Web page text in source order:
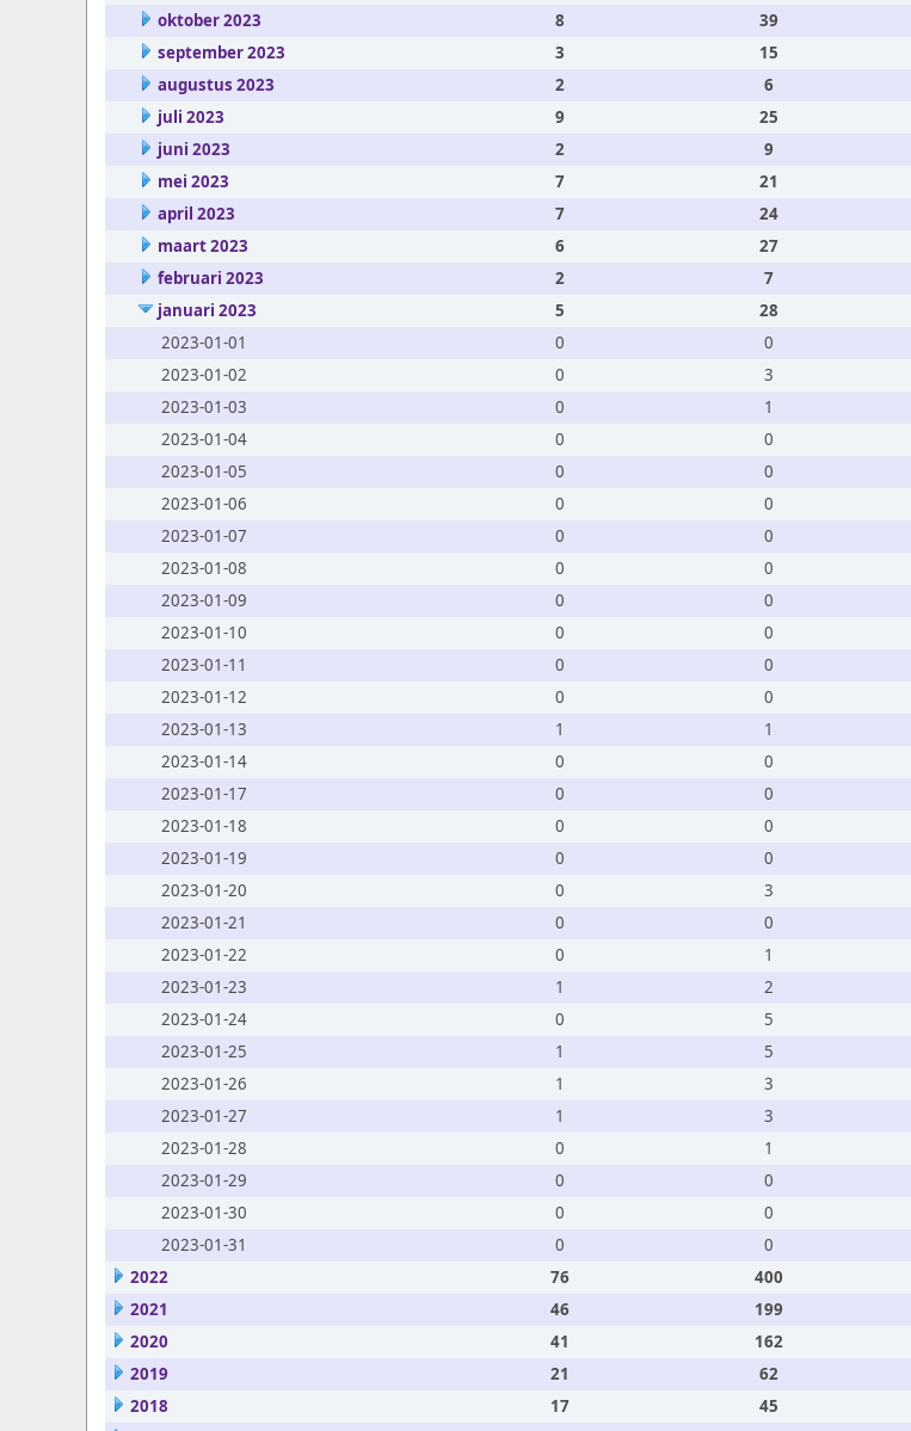
oktober 2023
8 39
september 2023
3 15
augustus 2023
2 6
juli 2023
9 25
juni 2023
2 9
mei 2023
7 21
april 2023
7 24
maart 2023
6 27
februari 2023
2 7
januari 2023
5 28
2023-01-01
0 0
2023-01-02
0 3
2023-01-03
0 1
2023-01-04
0 0
2023-01-05
0 0
2023-01-06
0 0
2023-01-07
0 0
2023-01-08
0 0
2023-01-09
0 0
2023-01-10
0 0
2023-01-11
0 0
2023-01-12
0 0
2023-01-13
1 1
2023-01-14
0 0
2023-01-17
0 0
2023-01-18
0 0
2023-01-19
0 0
2023-01-20
0 3
2023-01-21
0 0
2023-01-22
0 1
2023-01-23
1 2
2023-01-24
0 5
2023-01-25
1 5
2023-01-26
1 3
2023-01-27
1 3
2023-01-28
0 1
2023-01-29
0 0
2023-01-30
0 0
2023-01-31
0 0
2022
76 400
2021
46 199
2020
41 162
2019
21 62
2018
17 45